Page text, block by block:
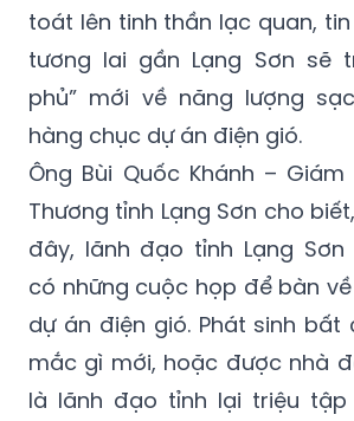
toát lên tinh thần lạc quan,
tương lai gần Lạng Sơn sẽ
phủ” mới về năng lượng
hàng chục dự án điện gió.
Ông Bùi Quốc Khánh –
Thương tỉnh Lạng Sơn cho
đây, lãnh đạo tỉnh Lạng Sơn
có những cuộc họp để bàn
dự án điện gió. Phát sinh bất
mắc gì mới, hoặc được nhà
là lãnh đạo tỉnh lại triệu